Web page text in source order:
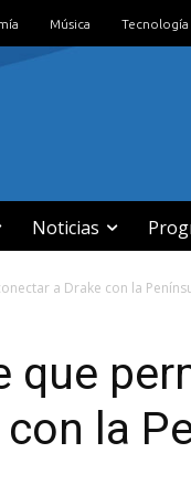
Música Tecnología
Noticias
a Drake con la
que
la